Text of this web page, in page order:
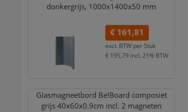
donkergrijs, 1000x1400x50 mm
€ 161,81
excl. BTW per Stuk
€ 195,79 incl. 21% BTW
Glasmagneetbord Be!Board composiet
grijs 40x60x0.9cm incl. 2 magneten